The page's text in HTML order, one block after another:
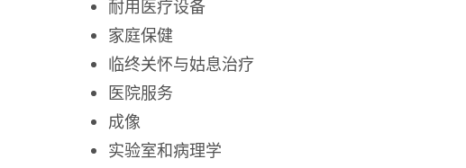
耐用医疗设备
家庭保健
临终关怀与姑息治疗
医院服务
成像
实验室和病理学